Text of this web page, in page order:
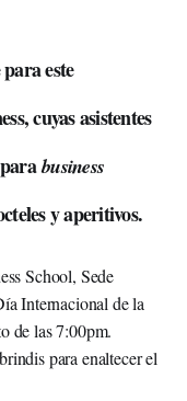
este
cuyas asistentes
parabusiness
y aperitivos.
School, Sede
Internacional de la
de las 7:00pm.
para enaltecer el